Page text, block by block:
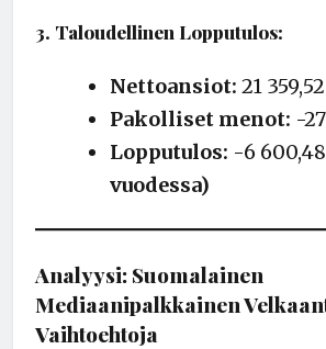
3. Taloudellinen Lopputulos:
Nettoansiot: 21
Pakolliset menot: -
Lopputulos: -6
vuodessa)
Analyysi: Suomalainen
Mediaanipalkkainen
Vaihtoehtoja